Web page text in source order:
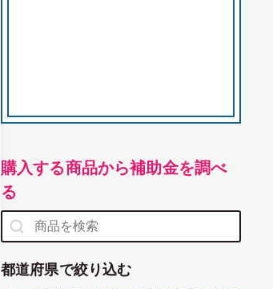
購入する商品から補助金を調べ
る
都道府県で絞り込む